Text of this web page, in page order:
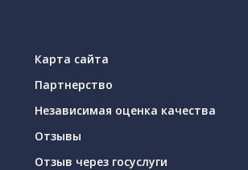
Карта сайта
Партнерство
Независимая оценка качества
Отзывы
Отзыв через госуслуги